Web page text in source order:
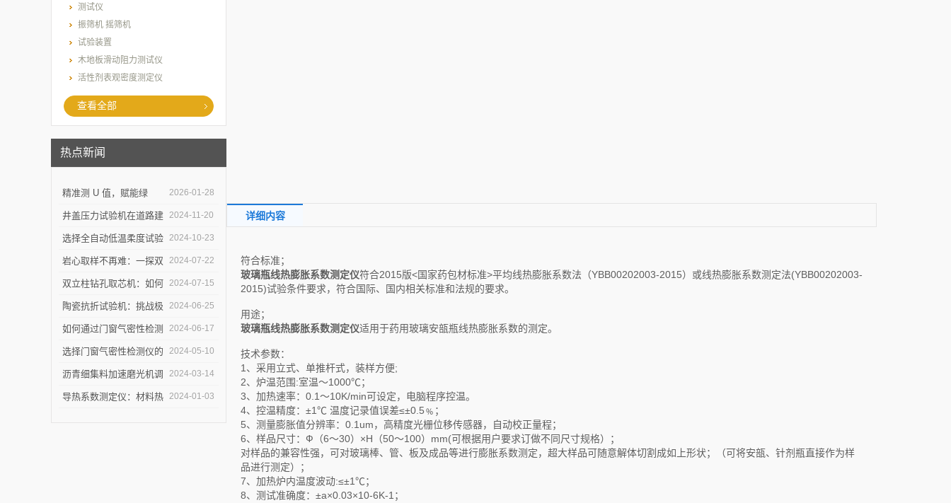
测试仪
振筛机 摇筛机
试验装置
木地板滑动阻力测试仪
活性剂表观密度测定仪
查看全部
热点新闻
精准测 U 值，赋能绿
建：上海乐傲的传热系数
测量仪守护建筑节能底线
2026-01-28
井盖压力试验机在道路建
设中的作用是什么？
2024-11-20
选择全自动低温柔度试验
仪，需要注意哪些事项？
2024-10-23
岩心取样不再难：一探双
立柱钻孔取芯机的奥秘
2024-07-22
双立柱钻孔取芯机：如何
提高地质取样的精确度与
效率？
2024-07-15
陶瓷抗折试验机：挑战极
限，提升可能
2024-06-25
如何通过门窗气密性检测
仪节能？
2024-06-17
选择门窗气密性检测仪的
关键因素是什么？
2024-05-10
沥青细集料加速磨光机调
试完毕紧急发货
2024-03-14
导热系数测定仪：材料热 2024-01-03
详细内容
符合标准；
玻璃瓶线热膨胀系数测定仪符合2015版<国家药包材标准>平均线热膨胀系数法（YBB00202003-2015）或线热膨胀系数测定法(YBB00202003-
2015)试验条件要求，符合国际、国内相关标准和法规的要求。
用途；
玻璃瓶线热膨胀系数测定仪适用于药用玻璃安瓿瓶线热膨胀系数的测定。
技术参数：
1、采用立式、单推杆式，装样方便;
2、炉温范围:室温～1000℃；
3、加热速率：0.1～10K/min可设定，电脑程序控温。
4、控温精度：±1℃ 温度记录值误差≤±0.5﹪；
5、测量膨胀值分辨率：0.1um，高精度光栅位移传感器，自动校正量程；
6、样品尺寸：Ф（6～30）×H（50～100）mm(可根据用户要求订做不同尺寸规格）；
对样品的兼容性强，可对玻璃棒、管、板及成品等进行膨胀系数测定，超大样品可随意解体切割成如上形状；（可将安瓿、针剂瓶直接作为样
品进行测定）；
7、加热炉内温度波动:≤±1℃；
8、测试准确度：±a×0.03×10-6K-1；